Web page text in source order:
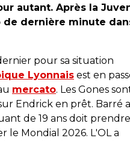
autant. Après la
dernière minute
pour sa situation
Lyonnais est en
mercato. Les Gones
Endrick en prêt. Barré
de 19 ans doit
le Mondial 2026. L'OL a